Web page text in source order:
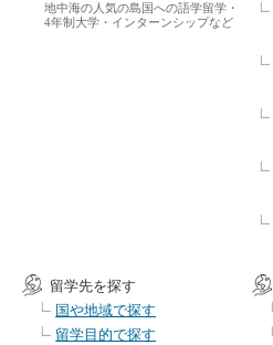
地中海の人気の島国への語学留学・
4年制大学・インターンシップなど
留学先を探す
国や地域で探す
留学目的で探す